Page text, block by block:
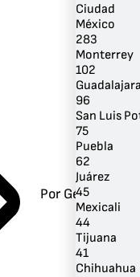
Por Género
Ciudad
México
283
Monterrey
102
96
San Luis
75
Puebla
62
Juárez
45
Mexicali
44
Tijuana
41
Chihuahua